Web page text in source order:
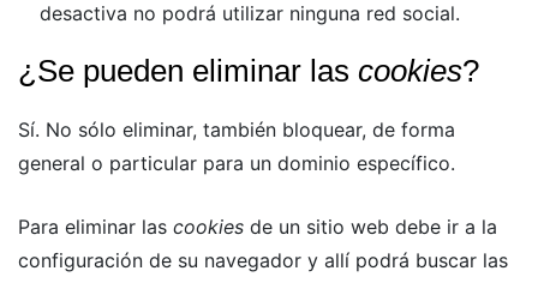
desactiva no podrá utilizar ninguna red social.
¿Se pueden eliminar las cookies?
Sí. No sólo eliminar, también bloquear, de forma
general o particular para un dominio específico.
Para eliminar las cookies de un sitio web debe ir a la
configuración de su navegador y allí podrá buscar las